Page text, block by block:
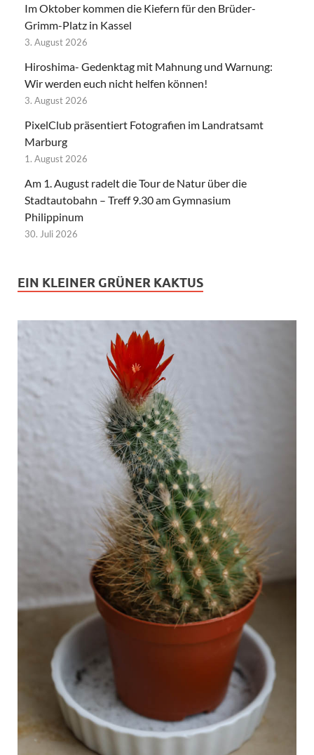
Im Oktober kommen die Kiefern für den Brüder-
Grimm-Platz in Kassel
3. August 2026
Hiroshima- Gedenktag mit Mahnung und Warnung:
Wir werden euch nicht helfen können!
3. August 2026
PixelClub präsentiert Fotografien im Landratsamt
Marburg
1. August 2026
Am 1. August radelt die Tour de Natur über die
Stadtautobahn – Treff 9.30 am Gymnasium
Philippinum
30. Juli 2026
EIN KLEINER GRÜNER KAKTUS